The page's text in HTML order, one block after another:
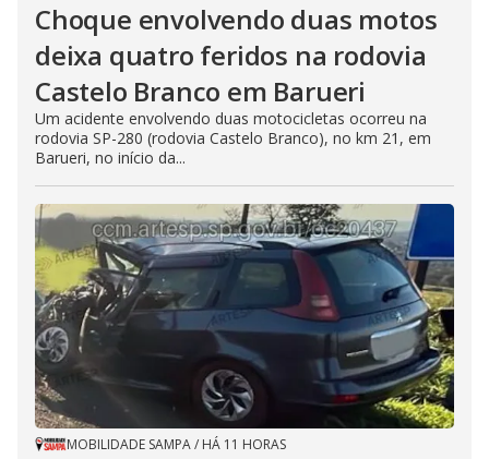
Choque envolvendo duas motos
deixa quatro feridos na rodovia
Castelo Branco em Barueri
Um acidente envolvendo duas motocicletas ocorreu na
rodovia SP-280 (rodovia Castelo Branco), no km 21, em
Barueri, no início da...
MOBILIDADE SAMPA/ HÁ 11 HORAS